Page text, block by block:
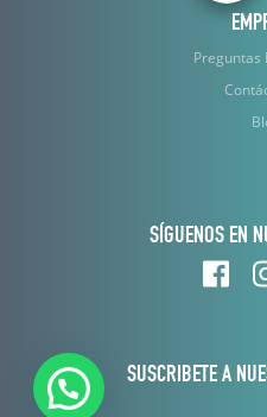
Preguntas
SÍGUENOS EN
SUSCRIBETE A